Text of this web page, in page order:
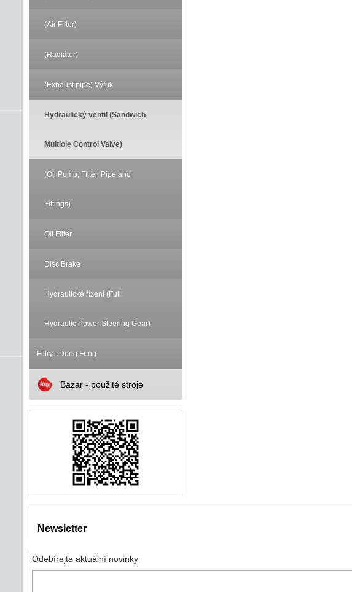
(Air Filter)
(Radiátor)
(Exhaust pipe) Výfuk
Hydraulický ventil (Sandwich
Multiole Control Valve)
(Oil Pump, Filter, Pipe and
Fittings)
Oil Filter
Disc Brake
Hydraulické řízení (Full
Hydraulic Power Steering Gear)
Filtry - Dong Feng
Bazar - použité stroje
Newsletter
Odebírejte aktuální novinky